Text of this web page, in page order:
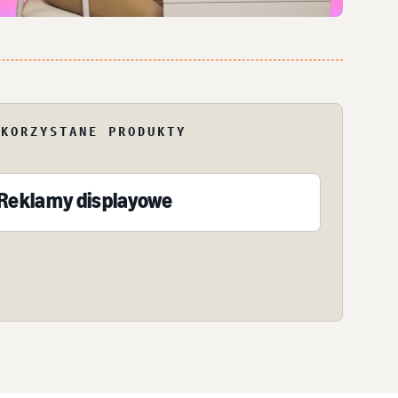
PRODUKTY
displayowe